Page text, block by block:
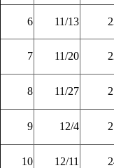
6 11/13
7 11/20
8 11/27
9 12/4
10 12/11